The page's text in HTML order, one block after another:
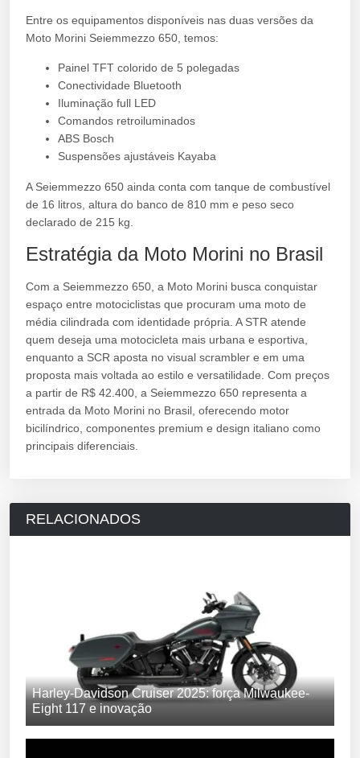
Entre os equipamentos disponíveis nas duas versões da
Moto Morini Seiemmezzo 650, temos:
Painel TFT colorido de 5 polegadas
Conectividade Bluetooth
Iluminação full LED
Comandos retroiluminados
ABS Bosch
Suspensões ajustáveis Kayaba
A Seiemmezzo 650 ainda conta com tanque de combustível
de 16 litros, altura do banco de 810 mm e peso seco
declarado de 215 kg.
Estratégia da Moto Morini no Brasil
Com a Seiemmezzo 650, a Moto Morini busca conquistar
espaço entre motociclistas que procuram uma moto de
média cilindrada com identidade própria. A STR atende
quem deseja uma motocicleta mais urbana e esportiva,
enquanto a SCR aposta no visual scrambler e em uma
proposta mais voltada ao estilo e versatilidade. Com preços
a partir de R$ 42.400, a Seiemmezzo 650 representa a
entrada da Moto Morini no Brasil, oferecendo motor
bicilíndrico, componentes premium e design italiano como
principais diferenciais.
RELACIONADOS
Harley-Davidson Cruiser 2025: força Milwaukee-
Eight 117 e inovação